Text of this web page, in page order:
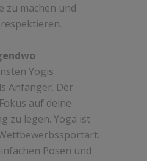
zu machen und
Yogis
Anfänger. Der
auf deine
zu legen. Yoga ist
Posen und